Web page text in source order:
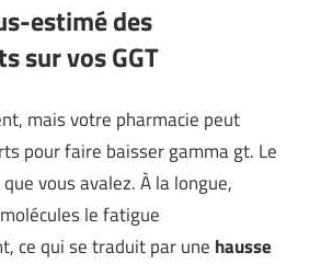
estimé des
sur vos GGT
mais votre pharmacie peut
pour faire baisser gamma gt. Le
vous avalez. À la longue,
le fatigue
ce qui se traduit par une hausse